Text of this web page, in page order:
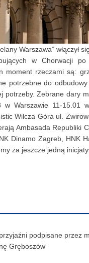
Warszawa”
w Chorwacji
moment rzeczami są:
potrzebne do
potrzeby. Zebrane dary
w Warszawie 11-
Wilcza Góra ul.
Ambasada Republiki
Dinamo Zagreb, HNK
za jeszcze jedną
podpisane przez
Gręboszów